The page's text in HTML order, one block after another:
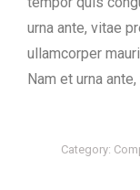
urna ante, vitae
ullamcorper
Nam et urna
Category: